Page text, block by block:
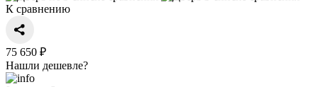
К сравнению
75 650 ₽
Нашли дешевле?